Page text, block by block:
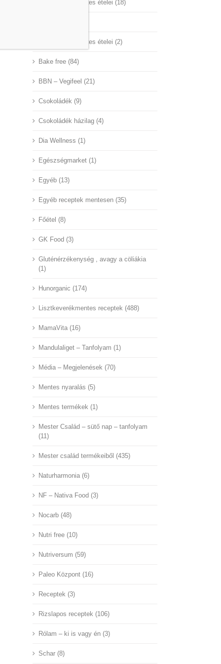
A Nagyvilág mentes ételei (18)
Az ünnepek mentes ételei (2)
Bake free (84)
BBN – Vegifeel (21)
Csokoládék (9)
Csokoládék házilag (4)
Dia Wellness (1)
Egészségmarket (1)
Egyéb (13)
Egyéb receptek mentesen (35)
Főétel (8)
GK Food (3)
Gluténérzékenység , avagy a cöliákia
(1)
Hunorganic (174)
Lisztkeverékmentes receptek (488)
MamaVita (16)
Mandulaliget – Tanfolyam (1)
Média – Megjelenések (70)
Mentes nyaralás (5)
Mentes termékek (1)
Mester Család – sütő nap – tanfolyam
(11)
Mester család termékeiből (435)
Naturharmonia (6)
NF – Nativa Food (3)
Nocarb (48)
Nutri free (10)
Nutriversum (59)
Paleo Központ (16)
Receptek (3)
Rizslapos receptek (106)
Rólam – ki is vagy én (3)
Schar (8)